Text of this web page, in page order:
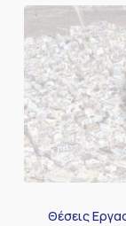
ΚΑΤΑΤΑΞΗΣ
Θέσεις